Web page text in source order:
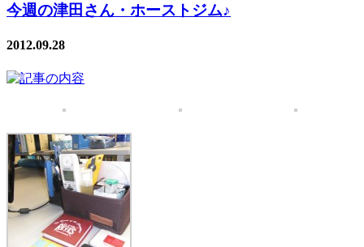
今週の津田さん・ホーストジム♪
2012.09.28